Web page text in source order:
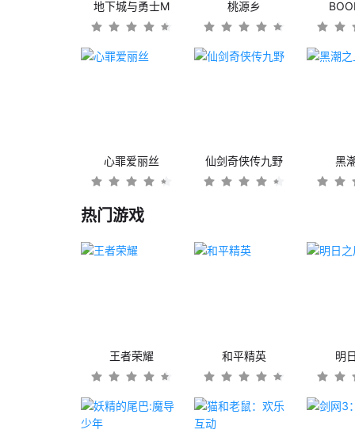
地下城与勇士M 桃源乡
心罪爱丽丝 仙剑奇侠传九野 黑
热门游戏
王者荣耀 和平精英 明